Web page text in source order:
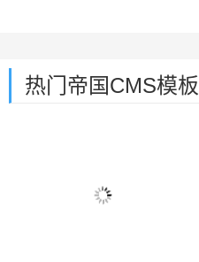
热门帝国CMS模板